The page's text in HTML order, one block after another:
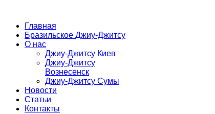
Главная
Бразильское Джиу-Джитсу
О нас
Джиу-Джитсу Киев
Джиу-Джитсу
Вознесенск
Джиу-Джитсу Сумы
Новости
Статьи
Контакты